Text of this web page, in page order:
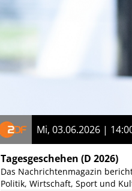
Mi, 03.06.2026 |
Tagesgeschehen (D 2026)
Das Nachrichtenmagazin
Politik, Wirtschaft, Sport und